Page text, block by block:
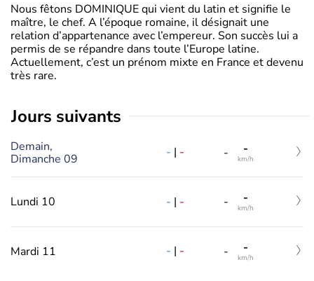
Nous fêtons DOMINIQUE qui vient du latin et signifie le
maître, le chef. A l’époque romaine, il désignait une
relation d’appartenance avec l’empereur. Son succès lui a
permis de se répandre dans toute l’Europe latine.
Actuellement, c’est un prénom mixte en France et devenu
très rare.
jours suivants
Demain,
Dimanche 09
- | - - -
km/h
Lundi 10 - | - - -
km/h
Mardi 11 - | - - -
km/h